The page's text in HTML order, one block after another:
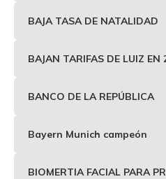
BAJA TASA DE NATALIDAD
BAJAN TARIFAS DE LUIZ EN
BANCO DE LA REPÚBLICA
Bayern Munich campeón
BIOMERTIA FACIAL PARA